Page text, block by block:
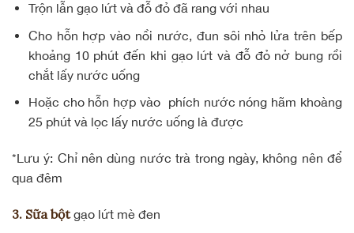
Trộn lẫn gạo lứt và đỗ đỏ đã rang với nhau
Cho hỗn hợp vào nồi nước, đun sôi nhỏ lửa trên bếp
khoảng 10 phút đến khi gạo lứt và đỗ đỏ nở bung rồi
chắt lấy nước uống
Hoặc cho hỗn hợp vào phích nước nóng hãm khoàng
25 phút và lọc lấy nước uống là được
*Lưu ý: Chỉ nên dùng nước trà trong ngày, không nên để
qua đêm
3. Sữa bộtgạo lứt mè đen